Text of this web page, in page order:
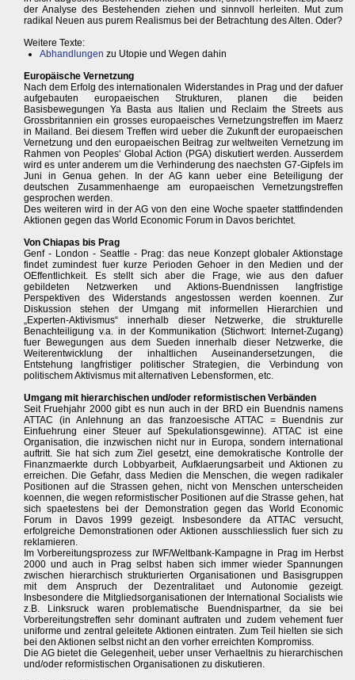
der Analyse des Bestehenden ziehen und sinnvoll herleiten. Mut zum
radikal Neuen aus purem Realismus bei der Betrachtung des Alten. Oder?
Weitere Texte:
Abhandlungen zu Utopie und Wegen dahin
Europäische Vernetzung
Nach dem Erfolg des internationalen Widerstandes in Prag und der dafuer
aufgebauten europaeischen Strukturen, planen die beiden
Basisbewegungen Ya Basta aus Italien und Reclaim the Streets aus
Grossbritannien ein grosses europaeisches Vernetzungstreffen im Maerz
in Mailand. Bei diesem Treffen wird ueber die Zukunft der europaeischen
Vernetzung und den europaeischen Beitrag zur weltweiten Vernetzung im
Rahmen von Peoples‘ Global Action (PGA) diskutiert werden. Ausserdem
wird es unter anderem um die Verhinderung des naechsten G7-Gipfels im
Juni in Genua gehen. In der AG kann ueber eine Beteiligung der
deutschen Zusammenhaenge am europaeischen Vernetzungstreffen
gesprochen werden.
Des weiteren wird in der AG von den eine Woche spaeter stattfindenden
Aktionen gegen das World Economic Forum in Davos berichtet.
Von Chiapas bis Prag
Genf - London - Seattle - Prag: das neue Konzept globaler Aktionstage
findet zumindest fuer kurze Perioden Gehoer in den Medien und der
OEffentlichkeit. Es stellt sich aber die Frage, wie aus den dafuer
gebildeten Netzwerken und Aktions-Buendnissen langfristige
Perspektiven des Widerstands angestossen werden koennen. Zur
Diskussion stehen der Umgang mit informellen Hierarchien und
„Experten-Aktivismus“ innerhalb dieser Netzwerke, die strukturelle
Benachteiligung v.a. in der Kommunikation (Stichwort: Internet-Zugang)
fuer Bewegungen aus dem Sueden innerhalb dieser Netzwerke, die
Weiterentwicklung der inhaltlichen Auseinandersetzungen, die
Entstehung langfristiger politischer Strategien, die Verbindung von
politischem Aktivismus mit alternativen Lebensformen, etc.
Umgang mit hierarchischen und/oder reformistischen Verbänden
Seit Fruehjahr 2000 gibt es nun auch in der BRD ein Buendnis namens
ATTAC (in Anlehnung an das franzoesische ATTAC = Buendnis zur
Einfuehrung einer Steuer auf Spekulationsgewinne). ATTAC ist eine
Organisation, die inzwischen nicht nur in Europa, sondern international
auftritt. Sie hat sich zum Ziel gesetzt, eine demokratische Kontrolle der
Finanzmaerkte durch Lobbyarbeit, Aufklaerungsarbeit und Aktionen zu
erreichen. Die Gefahr, dass Medien die Menschen, die wegen radikaler
Positionen auf die Strassen gehen, nicht von Menschen unterscheiden
koennen, die wegen reformistischer Positionen auf die Strasse gehen, hat
sich spaetestens bei der Demonstration gegen das World Economic
Forum in Davos 1999 gezeigt. Insbesondere da ATTAC versucht,
erfolgreiche Demonstrationen oder Aktionen ausschliesslich fuer sich zu
reklamieren.
Im Vorbereitungsprozess zur IWF/Weltbank-Kampagne in Prag im Herbst
2000 und auch in Prag selbst haben sich immer wieder Spannungen
zwischen hierarchisch strukturierten Organisationen und Basisgruppen
mit dem Anspruch der Dezentralitaet und Autonomie gezeigt.
Insbesondere die Mitgliedsorganisationen der International Socialists wie
z.B. Linksruck waren problematische Buendnispartner, da sie bei
Vorbereitungstreffen sehr dominant auftraten und zudem vehement fuer
uniforme und zentral geleitete Aktionen eintraten. Zum Teil hielten sie sich
bei den Aktionen selbst nicht an den vorher erreichten Kompromiss.
Die AG bietet die Gelegenheit, ueber unser Verhaeltnis zu hierarchischen
und/oder reformistischen Organisationen zu diskutieren.